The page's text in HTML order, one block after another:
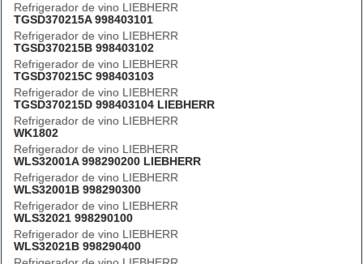
Refrigerador de vino LIEBHERR
TGSD370215A 998403101
Refrigerador de vino LIEBHERR
TGSD370215B 998403102
Refrigerador de vino LIEBHERR
TGSD370215C 998403103
Refrigerador de vino LIEBHERR
TGSD370215D 998403104 LIEBHERR
Refrigerador de vino LIEBHERR
WK1802
Refrigerador de vino LIEBHERR
WLS32001A 998290200 LIEBHERR
Refrigerador de vino LIEBHERR
WLS32001B 998290300
Refrigerador de vino LIEBHERR
WLS32021 998290100
Refrigerador de vino LIEBHERR
WLS32021B 998290400